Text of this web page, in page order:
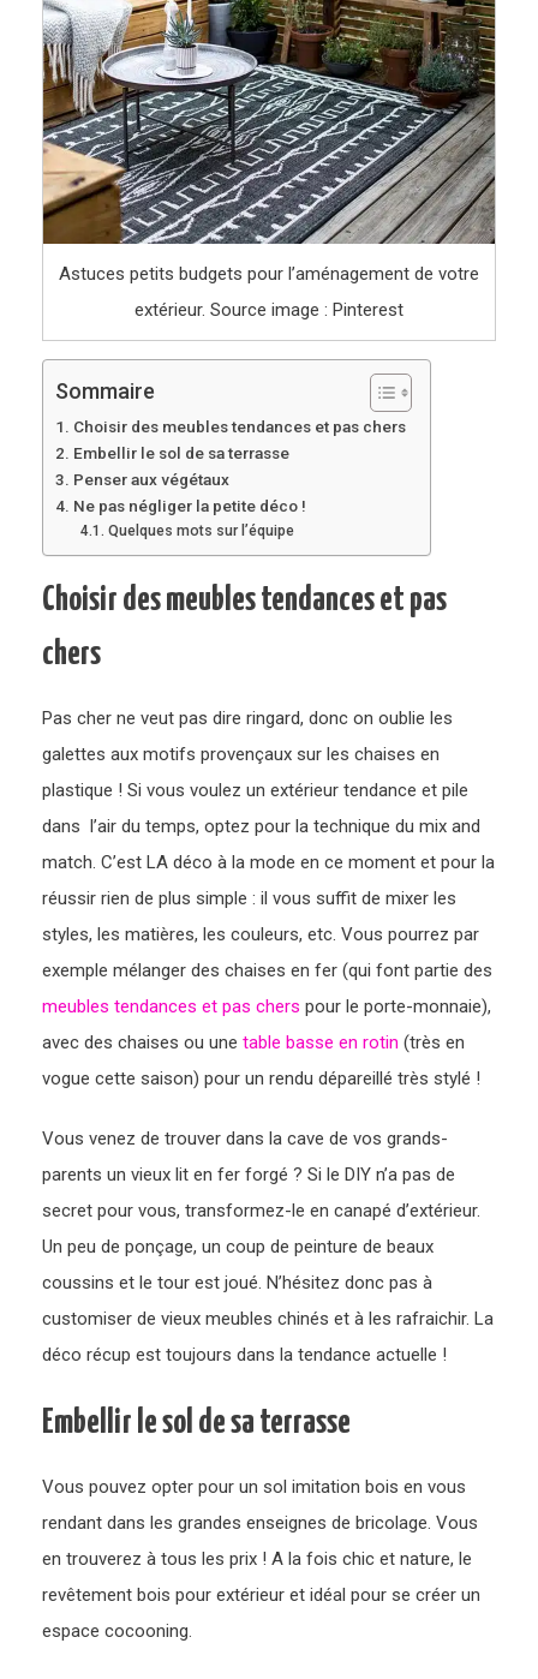
Astuces petits budgets pour l’aménagement de votre
extérieur. Source image : Pinterest
Sommaire
Choisir des meubles tendances et pas chers
Embellir le sol de sa terrasse
Penser aux végétaux
Ne pas négliger la petite déco !
Quelques mots sur l’équipe
Choisir des meubles tendances et pas
chers
Pas cher ne veut pas dire ringard, donc on oublie les
galettes aux motifs provençaux sur les chaises en
plastique ! Si vous voulez un extérieur tendance et pile
dans l’air du temps, optez pour la technique du mix and
match. C’est LA déco à la mode en ce moment et pour la
réussir rien de plus simple : il vous suffit de mixer les
styles, les matières, les couleurs, etc. Vous pourrez par
exemple mélanger des chaises en fer (qui font partie des
meubles tendances et pas chers pour le porte-monnaie),
avec des chaises ou une table basse en rotin (très en
vogue cette saison) pour un rendu dépareillé très stylé !
Vous venez de trouver dans la cave de vos grands-
parents un vieux lit en fer forgé ? Si le DIY n’a pas de
secret pour vous, transformez-le en canapé d’extérieur.
Un peu de ponçage, un coup de peinture de beaux
coussins et le tour est joué. N’hésitez donc pas à
customiser de vieux meubles chinés et à les rafraichir. La
déco récup est toujours dans la tendance actuelle !
Embellir le sol de sa terrasse
Vous pouvez opter pour un sol imitation bois en vous
rendant dans les grandes enseignes de bricolage. Vous
en trouverez à tous les prix ! A la fois chic et nature, le
revêtement bois pour extérieur et idéal pour se créer un
espace cocooning.